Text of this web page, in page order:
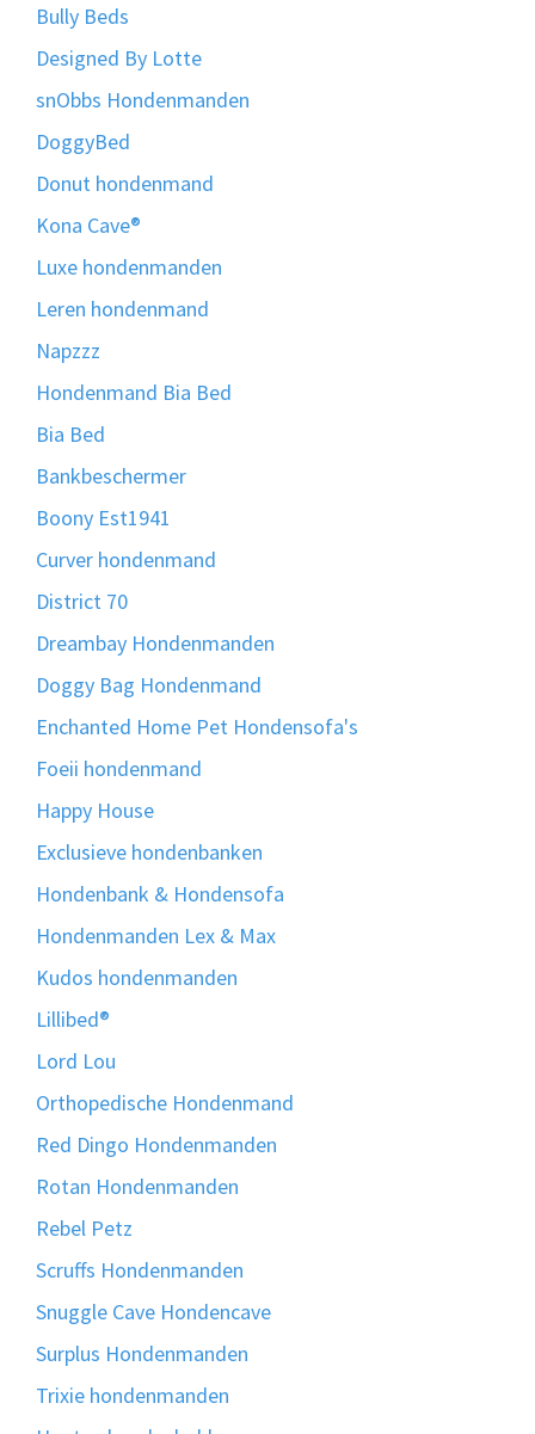
Bully Beds
Designed By Lotte
snObbs Hondenmanden
DoggyBed
Donut hondenmand
Kona Cave®
Luxe hondenmanden
Leren hondenmand
Napzzz
Hondenmand Bia Bed
Bia Bed
Bankbeschermer
Boony Est1941
Curver hondenmand
District 70
Dreambay Hondenmanden
Doggy Bag Hondenmand
Enchanted Home Pet Hondensofa's
Foeii hondenmand
Happy House
Exclusieve hondenbanken
Hondenbank & Hondensofa
Hondenmanden Lex & Max
Kudos hondenmanden
Lillibed®
Lord Lou
Orthopedische Hondenmand
Red Dingo Hondenmanden
Rotan Hondenmanden
Rebel Petz
Scruffs Hondenmanden
Snuggle Cave Hondencave
Surplus Hondenmanden
Trixie hondenmanden